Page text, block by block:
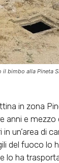
il bimbo alla Pineta
in zona
anni e
un’area di
del fuoco lo
lo ha